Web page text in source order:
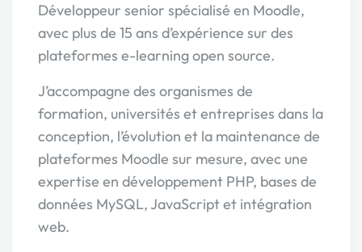
Développeur senior spécialisé en Moodle,
avec plus de 15 ans d’expérience sur des
plateformes e-learning open source.
J’accompagne des organismes de
formation, universités et entreprises dans la
conception, l’évolution et la maintenance de
plateformes Moodle sur mesure, avec une
expertise en développement PHP, bases de
données MySQL, JavaScript et intégration
web.